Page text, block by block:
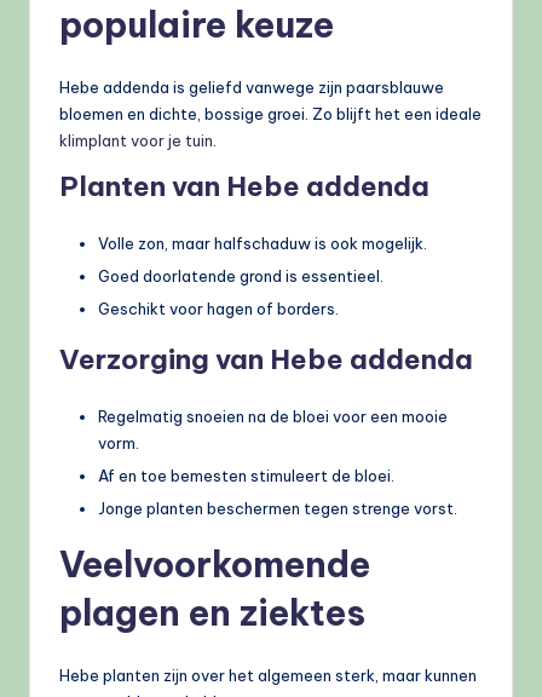
populaire keuze
Hebe addenda is geliefd vanwege zijn paarsblauwe
bloemen en dichte, bossige groei. Zo blijft het een ideale
klimplant voor je tuin
Planten van Hebe addenda
Volle zon, maar halfschaduw is ook mogelijk.
Goed doorlatende grond is essentieel.
Geschikt voor hagen of borders.
Verzorging van Hebe addenda
Regelmatig snoeien na de bloei voor een mooie
vorm.
Af en toe bemesten stimuleert de bloei.
Jonge planten beschermen tegen strenge vorst.
Veelvoorkomende
plagen en ziektes
Hebe planten zijn over het algemeen sterk, maar kunnen